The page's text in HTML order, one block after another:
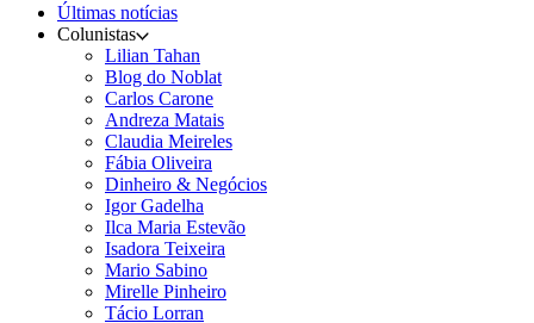
Últimas notícias
Colunistas
Lilian Tahan
Blog do Noblat
Carlos Carone
Andreza Matais
Claudia Meireles
Fábia Oliveira
Dinheiro & Negócios
Igor Gadelha
Ilca Maria Estevão
Isadora Teixeira
Mario Sabino
Mirelle Pinheiro
Tácio Lorran